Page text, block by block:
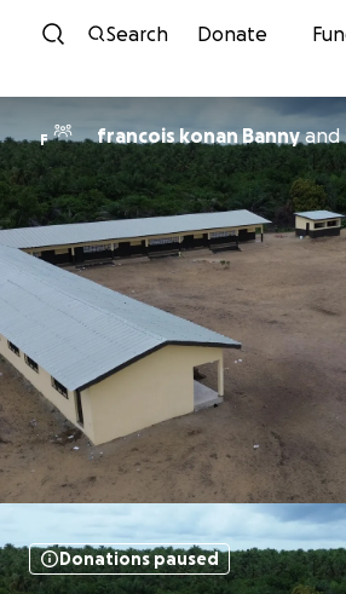
Skip to content
Search Donate
F francois konan Bannyand
Donations paused